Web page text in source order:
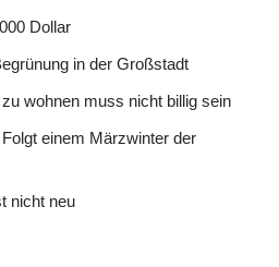
Dollar
in der Großstadt
wohnen muss nicht billig sein
einem Märzwinter der
nicht neu